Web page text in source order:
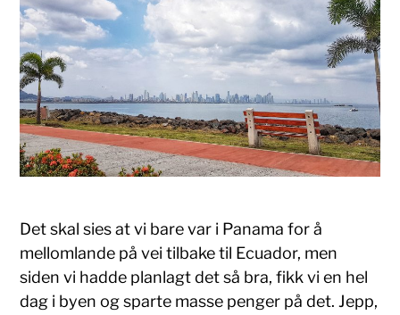
Det skal sies at vi bare var i Panama for å
mellomlande på vei tilbake til Ecuador, men
siden vi hadde planlagt det så bra, fikk vi en hel
dag i byen og sparte masse penger på det. Jepp,